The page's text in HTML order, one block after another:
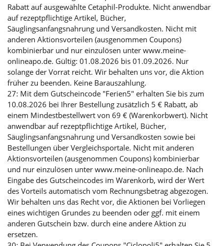
Rabatt auf ausgewählte Cetaphil-Produkte. Nicht anwendbar
auf rezeptpflichtige Artikel, Bücher,
Säuglingsanfangsnahrung und Versandkosten. Nicht mit
anderen Aktionsvorteilen (ausgenommen Coupons)
kombinierbar und nur einzulösen unter www.meine-
onlineapo.de. Gültig: 01.08.2026 bis 01.09.2026. Nur
solange der Vorrat reicht. Wir behalten uns vor, die Aktion
früher zu beenden. Keine Barauszahlung.
27: Mit dem Gutscheincode "Ferien5" erhalten Sie bis zum
10.08.2026 bei Ihrer Bestellung zusätzlich 5 € Rabatt, ab
einem Mindestbestellwert von 69 € (Warenkorbwert). Nicht
anwendbar auf rezeptpflichtige Artikel, Bücher,
Säuglingsanfangsnahrung und Versandkosten sowie bei
Bestellungen über Vergleichsportale. Nicht mit anderen
Aktionsvorteilen (ausgenommen Coupons) kombinierbar
und nur einzulösen unter www.meine-onlineapo.de. Nach
Eingabe des Gutscheincodes im Warenkorb, wird der Wert
des Vorteils automatisch vom Rechnungsbetrag abgezogen.
Wir behalten uns das Recht vor, die Aktionen bei Vorliegen
eines wichtigen Grundes zu beenden oder ggf. mit einem
anderen Gutschein bzw. durch eine andere Aktion zu
ersetzen.